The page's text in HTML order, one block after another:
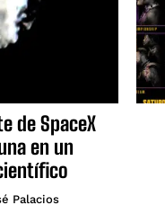
de SpaceX
en un
Palacios